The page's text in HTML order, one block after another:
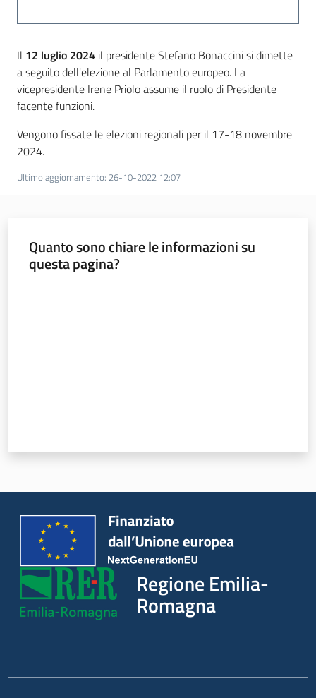
Il 12 luglio 2024 il presidente Stefano Bonaccini si dimette
a seguito dell'elezione al Parlamento europeo. La
vicepresidente Irene Priolo assume il ruolo di Presidente
facente funzioni.
Vengono fissate le elezioni regionali per il 17-18 novembre
2024.
Ultimo aggiornamento: 26-10-2022 12:07
Quanto sono chiare le informazioni su
questa pagina?
Regione Emilia-
Romagna